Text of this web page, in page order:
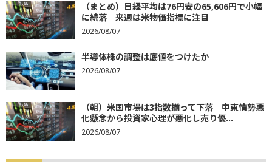
（まとめ）日経平均は76円安の65,606円で小幅
に続落 来週は米物価指標に注目
2026/08/07
半導体株の調整は底値をつけたか
2026/08/07
（朝）米国市場は3指数揃って下落 中東情勢悪
化懸念から投資家心理が悪化し売り優...
2026/08/07